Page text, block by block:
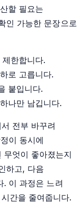
할 필요는
인 가능한 문장으로
한합니다.
로 고릅니다.
붙입니다.
나만 남깁니다.
전부 바꾸려
이 동시에
엇이 좋아졌는지
하고, 다음
. 이 과정은 느려
간을 줄여줍니다.